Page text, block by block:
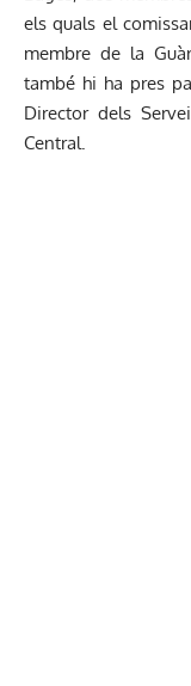
els quals el
membre de la
també hi ha pres
Director dels
Central.